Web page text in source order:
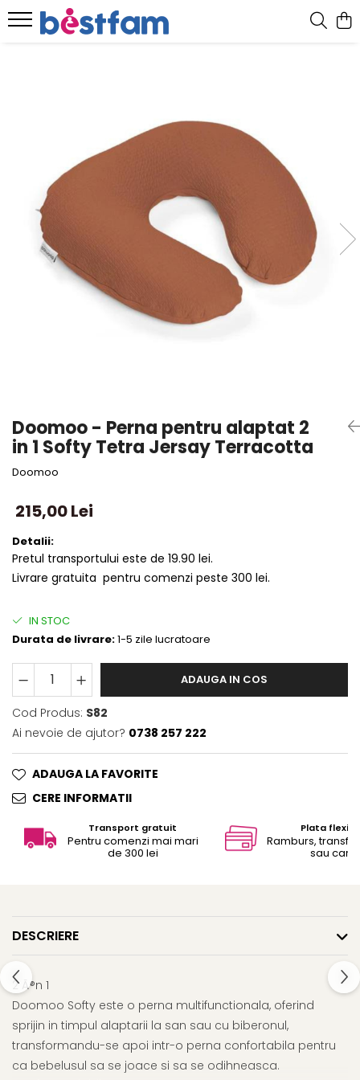
Doomoo - Perna pentru alaptat 2
in 1 Softy Tetra Jersay Terracotta
Doomoo
215,00 Lei
Detalii:
Pretul transportului este de 19.90 lei.
Livrare gratuita pentru comenzi peste 300 lei.
IN STOC
Durata de livrare:1-5 zile lucratoare
ADAUGA IN COS
Cod Produs: S82
Ai nevoie de ajutor? 0738 257 222
ADAUGA LA FAVORITE
CERE INFORMATII
Transport gratuit
Pentru comenzi mai mari
de 300 lei
Plata
Ramburs,
sau card
DESCRIERE
2 Ã®n 1
Doomoo Softy este o perna multifunctionala, oferind
sprijin in timpul alaptarii la san sau cu biberonul,
transformandu-se apoi intr-o perna confortabila pentru
ca bebelusul sa se joace si sa se odihneasca.